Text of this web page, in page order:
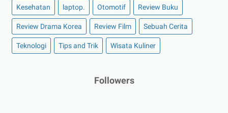
Kesehatan laptop. Otomotif Review Buku
Review Drama Korea Review Film Sebuah Cerita
Teknologi Tips and Trik Wisata Kuliner
Followers